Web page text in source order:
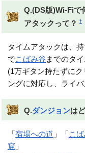
Q.(DS版)Wi-Fiで
アタックって？
†
タイムアタックは、
でこばみ谷 までのタイ
(1万ギタン持たずに
ングに対応し、ライ
Q.ダンジョンは
「宿場への道 」「こ
窟 」